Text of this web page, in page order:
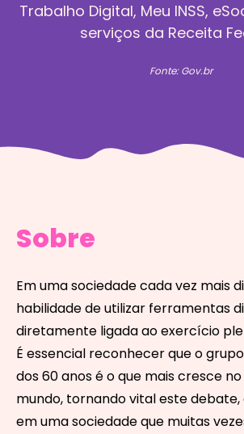
Trabalho Digital, Meu INSS,
serviços da Receita
Fonte: Gov.br
Sobre
Em uma sociedade cada vez mais
habilidade de utilizar ferramentas
diretamente ligada ao exercício
É essencial reconhecer que o
dos 60 anos é o que mais cresce
mundo, tornando vital este
em uma sociedade que muitas